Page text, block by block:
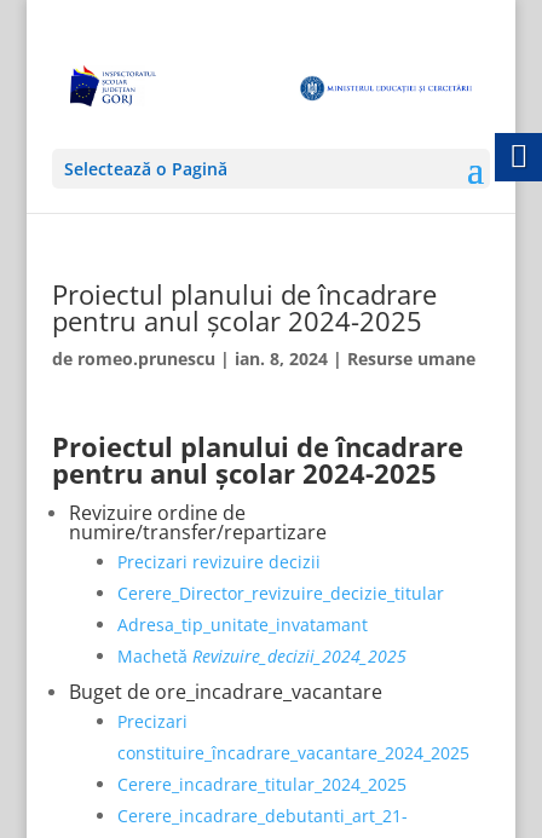
Selectează o Pagină
Proiectul planului de încadrare
pentru anul școlar 2024-2025
de romeo.prunescu | ian. 8, 2024| Resurse umane
Proiectul planului de încadrare
pentru anul școlar 2024-2025
Revizuire ordine de
numire/transfer/repartizare
Precizari revizuire decizii
Cerere_Director_revizuire_decizie_titular
Adresa_tip_unitate_invatamant
Machetă Revizuire_decizii_2024_2025
Buget de ore_incadrare_vacantare
Precizari
constituire_încadrare_vacantare_2024_2025
Cerere_incadrare_titular_2024_2025
Cerere_incadrare_debutanti_art_21-